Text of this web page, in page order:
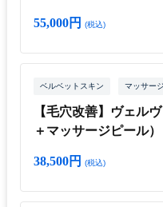
55,000円 (税込)
ベルベットスキン マッサー
【毛穴改善】ヴェル
＋マッサージピール）
38,500円 (税込)